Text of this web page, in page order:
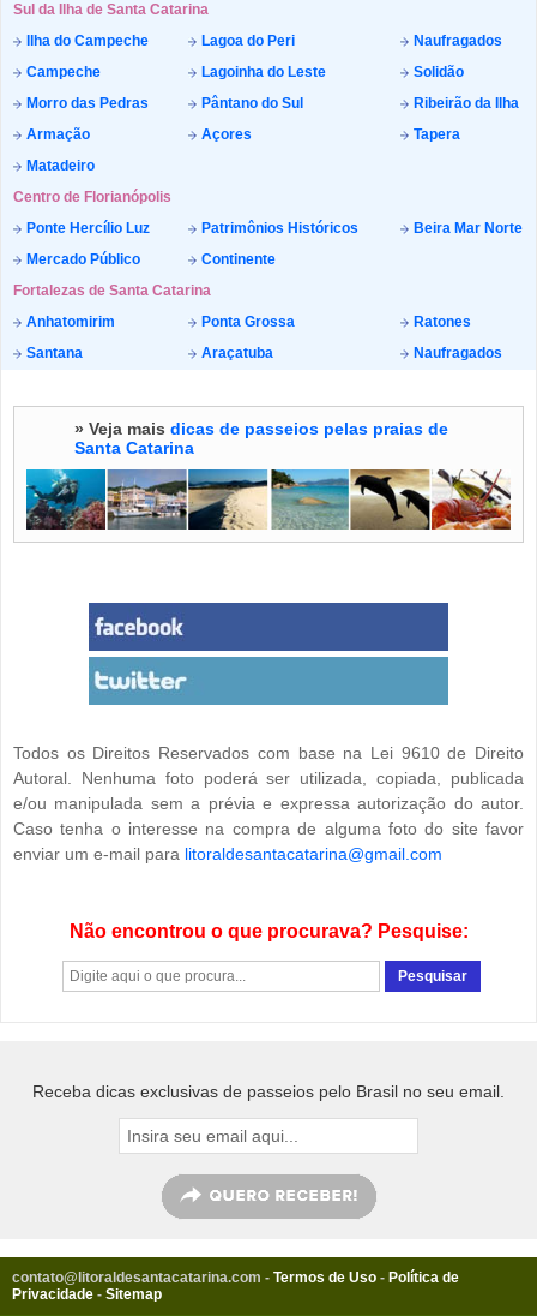
Sul da Ilha de Santa Catarina
Ilha do Campeche
Lagoa do Peri
Naufragados
Campeche
Lagoinha do Leste
Solidão
Morro das Pedras
Pântano do Sul
Ribeirão da Ilha
Armação
Açores
Tapera
Matadeiro
Centro de Florianópolis
Ponte Hercílio Luz
Patrimônios Históricos
Beira Mar Norte
Mercado Público
Continente
Fortalezas de Santa Catarina
Anhatomirim
Ponta Grossa
Ratones
Santana
Araçatuba Naufragados
» Veja mais dicas de passeios pelas praias de
Santa Catarina
Todos os Direitos Reservados com base na Lei 9610 de Direito
Autoral. Nenhuma foto poderá ser utilizada, copiada, publicada
e/ou manipulada sem a prévia e expressa autorização do autor.
Caso tenha o interesse na compra de alguma foto do site favor
enviar um e-mail para litoraldesantacatarina@gmail.com
Não encontrou o que procurava? Pesquise:
Receba dicas exclusivas de passeios pelo Brasil no seu email.
contato@litoraldesantacatarina.com - Termos de Uso - Política de
Privacidade - Sitemap